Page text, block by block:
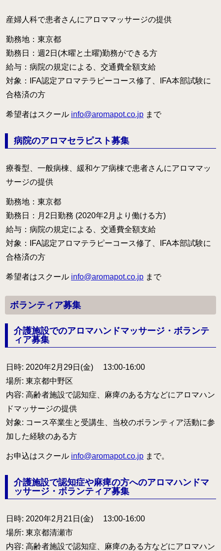
産婦人科で患者さんにアロママッサージの提供
勤務地：東京都
勤務日：週2日(木曜と土曜)勤務ができる方
給与：病院の規定による、交通費全額支給
対象：IFA認定アロマテラピーコース修了、IFA本部試験に
合格済の方
希望者はスクール info@aromapot.co.jp まで
病院のアロマセラピスト募集
療養型、一般病棟、緩和ケア病棟で患者さんにアロママッ
サージの提供
勤務地：東京都
勤務日：月2日勤務 (2020年2月より働ける方)
給与：病院の規定による、交通費全額支給
対象：IFA認定アロマテラピーコース修了、IFA本部試験に
合格済の方
希望者はスクール info@aromapot.co.jp まで
ボランティア募集
介護施設でのアロマハンドマッサージ・ボランテ
ィア募集
日時: 2020年2月29日(金) 13:00-16:00
場所: 東京都中野区
内容: 高齢者施設で認知症、麻痺のある方などにアロマハン
ドマッサージの提供
対象: コース卒業生と受講生、当校のボランティア活動に参
加した経験のある方
お申込はスクール info@aromapot.co.jp まで。
介護施設で認知症や麻痺の方へのアロマハンドマ
ッサージ・ボランティア募集
日時: 2020年2月21日(金) 13:00-16:00
場所: 東京都清瀬市
内容: 高齢者施設で認知症、麻痺のある方などにアロマハン